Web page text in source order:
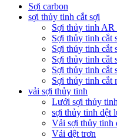
Sợi carbon
sợi thủy tinh cắt sợi
Sợi thủy tinh AR
Sợi thủy tinh cắt
Sợi thủy tinh cắt
Sợi thủy tinh cắt
Sợi thủy tinh cắt
Sợi thủy tinh cắt
vải sợi thủy tinh
Lưới sợi thủy tinh
sợi thủy tinh dệt
Vải sợi thủy tinh
Vải dệt trơn